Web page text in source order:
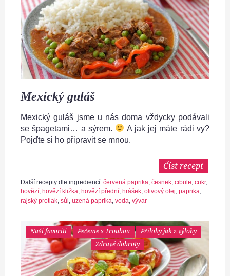
Mexický guláš
Mexický guláš jsme u nás doma vždycky podávali
se špagetami… a sýrem.
A jak jej máte rádi vy?
Pojďte si ho připravit se mnou.
Číst recept
Další recepty dle ingrediencí: červená paprika, česnek, cibule, cukr,
hovězí, hovězí kližka, hovězí přední, hrášek, olivový olej, paprika,
rajský protlak, sůl, uzená paprika, voda, vývar
Naši favoriti Pečeme s Troubou
Přílohy jak z výlohy
Zdravé dobroty